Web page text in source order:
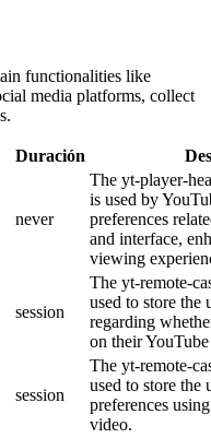
functionalities like
media platforms, collect
Duración
never
The yt-player-
is used by
preferences
and interface,
viewing
session
The yt-remote-
used to store the
regarding
on their
session
The yt-remote-
used to store the
preferences
video.